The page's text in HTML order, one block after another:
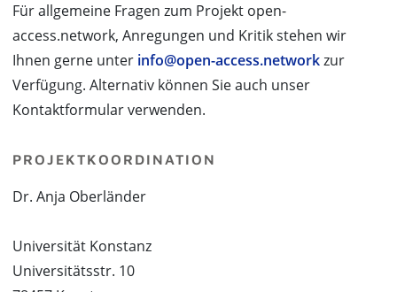
Für allgemeine Fragen zum Projekt open-
access.network, Anregungen und Kritik stehen wir
Ihnen gerne unter info@open-access.networkzur
Verfügung. Alternativ können Sie auch unser
Kontaktformular verwenden.
PROJEKTKOORDINATION
Dr. Anja Oberländer
Universität Konstanz
Universitätsstr. 10